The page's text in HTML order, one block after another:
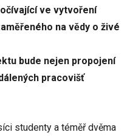
ve vytvoření
na vědy o živé
bude nejen propojení
pracovišť
studenty a téměř dvěma